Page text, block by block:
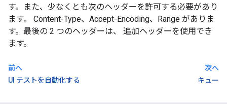
す。また、少なくとも次のヘッダーを許可する必要があり
ます。 Content-Type、Accept-Encoding、Range がありま
す。最後の 2 つのヘッダーは、 追加ヘッダーを使用でき
ます。
前へ
UI テストを自動化する
次へ
キュー